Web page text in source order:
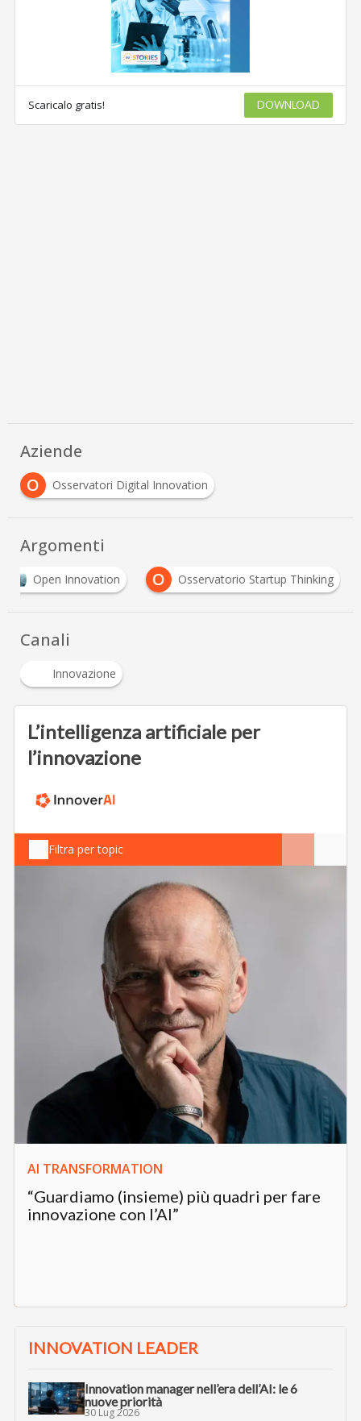
Scaricalo gratis! DOWNLOAD
Aziende
O
Osservatori Digital Innovation
Argomenti
Open Innovation O Osservatorio Startup Thinking
Canali
Innovazione
L’intelligenza artificiale per
l’innovazione
Filtra per topic
AI TRANSFORMATION
“Guardiamo (insieme) più quadri per fare
innovazione con l’AI”
INNOVATION LEADER
Innovation manager nell’era dell’AI: le 6
nuove priorità
30 Lug 2026